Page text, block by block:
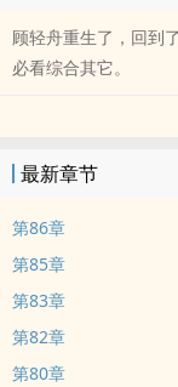
顾轻舟重生了，回到
必看综合其它。
最新章节
第86章
第85章
第83章
第82章
第80章